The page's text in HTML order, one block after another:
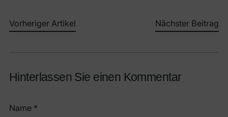
Vorheriger Artikel Nächster Beitrag
Hinterlassen Sie einen Kommentar
Name *